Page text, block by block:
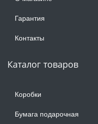
Гарантия
Контакты
Каталог товаров
Коробки
Бумага подарочная